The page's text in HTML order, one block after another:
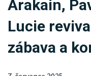
KRIMI
SPORT
KULTURA
Arakain,
Lucie
zábava a